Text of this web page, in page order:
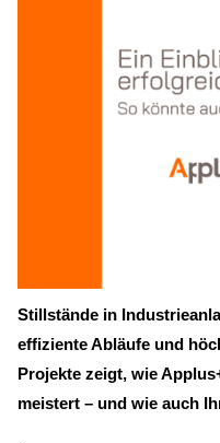
Stillstände in
effiziente Abläufe und
Projekte zeigt, wie
meistert – und wie auch